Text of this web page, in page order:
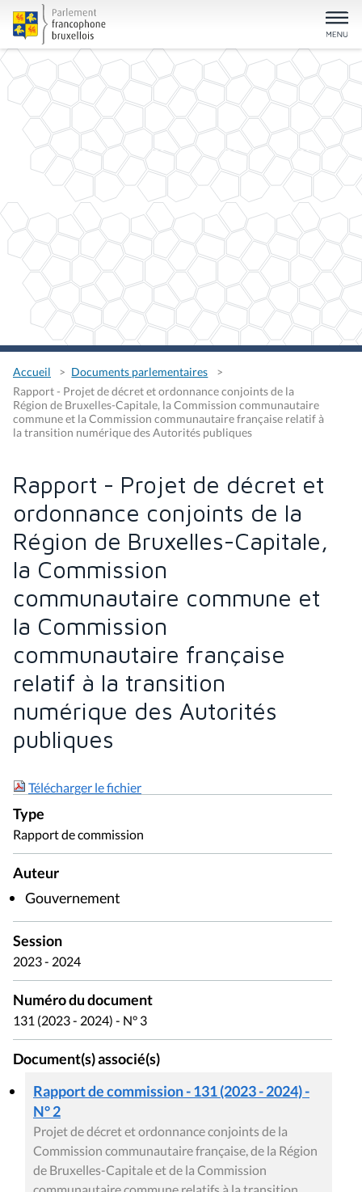
Accueil
Documents parlementaires
Rapport - Projet de décret et ordonnance conjoints de la
Région de Bruxelles-Capitale, la Commission communautaire
commune et la Commission communautaire française relatif à
la transition numérique des Autorités publiques
Rapport - Projet de décret et
ordonnance conjoints de la
Région de Bruxelles-Capitale,
la Commission
communautaire commune et
la Commission
communautaire française
relatif à la transition
numérique des Autorités
publiques
Télécharger le fichier
Type
Rapport de commission
Auteur
Gouvernement
Session
2023 - 2024
Numéro du document
131 (2023 - 2024) - N° 3
Document(s) associé(s)
Rapport de commission - 131 (2023 - 2024) -
N° 2
Projet de décret et ordonnance conjoints de la
Commission communautaire française, de la Région
de Bruxelles-Capitale et de la Commission